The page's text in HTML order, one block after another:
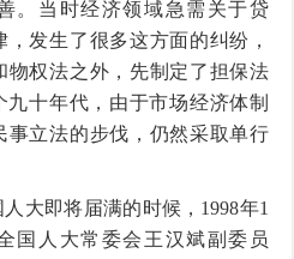
。当时经济领域急需关于贷
发生了很多这方面的纠纷，
物权法之外，先制定了担保法
九十年代，由于市场经济体制
事立法的步伐，仍然采取单行
大即将届满的时候，1998年1
国人大常委会王汉斌副委员